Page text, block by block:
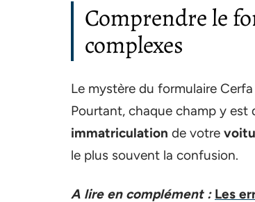
Comprendre le
complexes
Le mystère du formulaire
Pourtant, chaque champ y est
immatriculation de votre
le plus souvent la confusion.
A lire en complément : Les